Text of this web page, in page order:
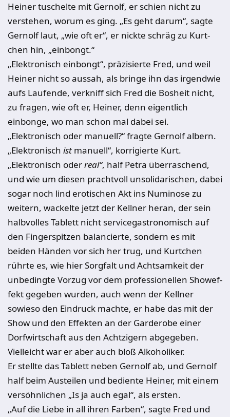
Heiner tuschelte mit Gernolf, er schien nicht zu
verstehen, worum es ging. „Es geht darum“, sagte
Gernolf laut, „wie oft er“, er nickte schräg zu Kurt­
chen hin, „einbongt.“
„Elektronisch einbongt“, präzisierte Fred, und weil
Heiner nicht so aussah, als bringe ihn das irgendwie
aufs Laufende, verkniff sich Fred die Bosheit nicht,
zu fragen, wie oft er, Heiner, denn eigentlich
einbonge, wo man schon mal dabei sei.
„Elektronisch oder manuell?“ fragte Gernolf albern.
„Elektronisch ist manuell“, korrigierte Kurt.
„Elektronisch oderreal“, half Petra überraschend,
und wie um diesen prachtvoll unsolidarischen, dabei
sogar noch lind erotischen Akt ins Numi­nose zu
weitern, wackelte jetzt der Kellner heran, der sein
halbvolles Tablett nicht servicegastronomisch auf
den Fingerspitzen balancierte, sondern es mit
beiden Händen vor sich her trug, und Kurtchen
rührte es, wie hier Sorgfalt und Achtsamkeit der
unbedingte Vorzug vor dem professionellen Showef­
fekt gegeben wurden, auch wenn der Kellner
sowieso den Eindruck machte, er habe das mit der
Show und den Effekten an der Garderobe einer
Dorfwirt­schaft aus den Achtzigern abgegeben.
Vielleicht war er aber auch bloß Alko­holiker.
Er stellte das Tablett neben Gernolf ab, und Gernolf
half beim Austeilen und bediente Heiner, mit einem
versöhnlichen „Is ja auch egal“, als ersten.
„Auf die Liebe in all ihren Farben“, sagte Fred und